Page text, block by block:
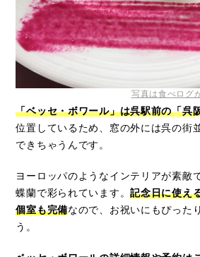
写真は食べログ
「ベッセ・ボワール」は呉駅前の「呉
位置しているため、窓の外には呉の街
できちゃうんです。
ヨーロッパのようなインテリアが素敵
蝶蘭で彩られています。記念日に使え
個室も完備なので、お祝いにもぴった
う。